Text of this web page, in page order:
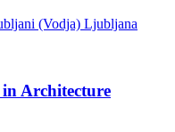
(Vodja) Ljubljana
Architecture